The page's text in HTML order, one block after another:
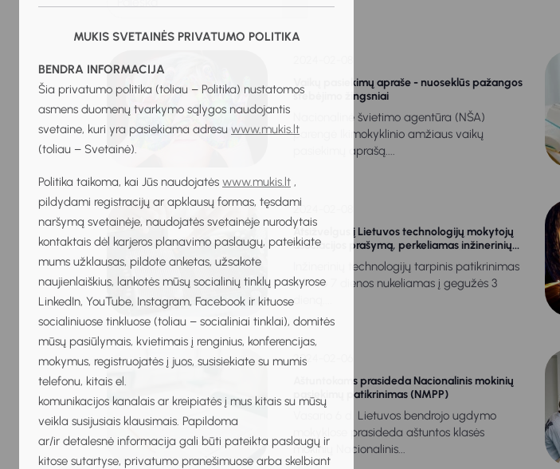
MUKIS SVETAINĖS PRIVATUMO POLITIKA
BENDRA INFORMACIJA
Šia privatumo politika (toliau – Politika) nustatomos
asmens duomenų tvarkymo sąlygos naudojantis
svetaine, kuri yra pasiekiama adresu www.mukis.lt
(toliau – Svetainė).
Politika taikoma, kai Jūs naudojatės www.mukis.lt ,
pildydami registracijų ar apklausų formas, tęsdami
naršymą svetainėje, naudojatės svetainėje nurodytais
kontaktais dėl karjeros planavimo paslaugų, pateikiate
mums užklausas, pildote anketas, užsakote
naujienlaiškius, lankotės mūsų socialinių tinklų paskyrose
LinkedIn, YouTube, Instagram, Facebook ir kituose
socialiniuose tinkluose (toliau – socialiniai tinklai), domitės
mūsų pasiūlymais, kvietimais į renginius, konferencijas,
mokymus, registruojatės į juos, susisiekiate su mumis
telefonu, kitais el.
komunikacijos kanalais ar kreipiatės į mus kitais su mūsų
veikla susijusiais klausimais. Papildoma
ar/ir detalesnė informacija gali būti pateikta paslaugų ir
kitose sutartyse, privatumo pranešimuose arba skelbiant
Vaikų pasiekimų apraše - nuoseklūs pažangos
stebėjimo žingsniai
Nacionalinė švietimo agentūra (NŠA)
parengė Ikimokyklinio amžiaus vaikų
pasiekimų aprašą....
2024-02-08
Atsižvelgus į Lietuvos technologijų mokytojų
asociacijos prašymą, perkeliamas inžinerinių...
Inžinerinių technologijų tarpinis patikrinimas
iš kovo 7 dienos nukeliamas į gegužės 3
dieną....
2024-02-06
Aštuntokams prasideda Nacionalinis mokinių
pasiekimų patikrinimas (NMPP)
Vasario 6 d. Lietuvos bendrojo ugdymo
mokyklose prasideda aštuntos klasės
mokinių Nacionalinis...